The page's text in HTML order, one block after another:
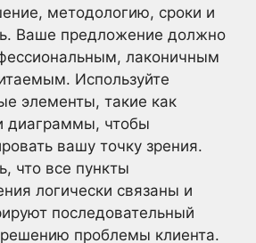
методологию, сроки и
Ваше предложение должно
лаконичным
Используйте
элементы, такие как
диаграммы, чтобы
вашу точку зрения.
что все пункты
логически связаны и
последовательный
проблемы клиента.